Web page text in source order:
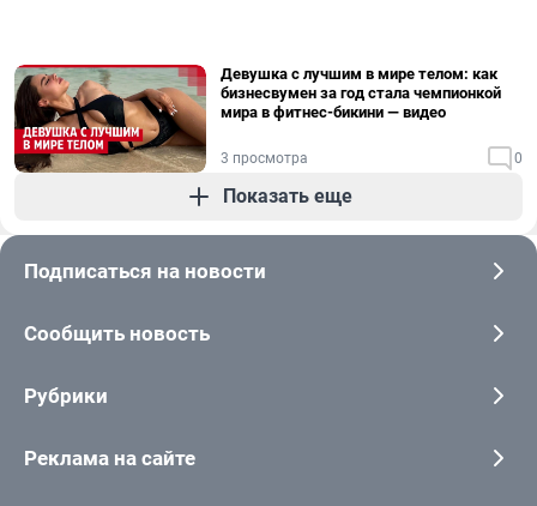
Девушка с лучшим в мире телом: как
бизнесвумен за год стала чемпионкой
мира в фитнес-бикини — видео
3 просмотра 0
Показать еще
Подписаться на новости
Сообщить новость
Рубрики
Реклама на сайте